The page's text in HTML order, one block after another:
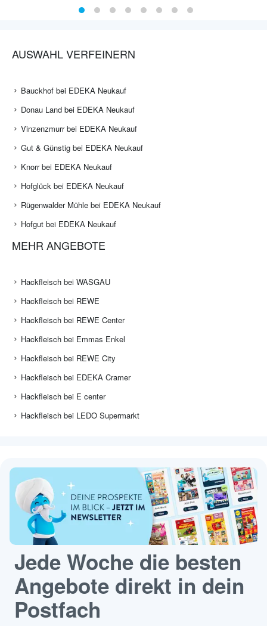
AUSWAHL VERFEINERN
Bauckhof bei EDEKA Neukauf
Donau Land bei EDEKA Neukauf
Vinzenzmurr bei EDEKA Neukauf
Gut & Günstig bei EDEKA Neukauf
Knorr bei EDEKA Neukauf
Hofglück bei EDEKA Neukauf
Rügenwalder Mühle bei EDEKA Neukauf
Hofgut bei EDEKA Neukauf
MEHR ANGEBOTE
Hackfleisch bei WASGAU
Hackfleisch bei REWE
Hackfleisch bei REWE Center
Hackfleisch bei Emmas Enkel
Hackfleisch bei REWE City
Hackfleisch bei EDEKA Cramer
Hackfleisch bei E center
Hackfleisch bei LEDO Supermarkt
Jede Woche die besten
Angebote direkt in dein
Postfach